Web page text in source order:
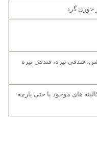
خوری گرد
فندقی تیره، فندقی تیره
های موجود یا حتی پارچه